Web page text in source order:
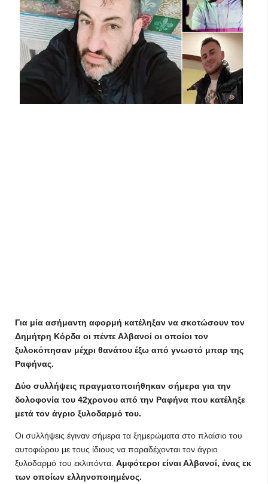
Για μία ασήμαντη αφορμή κατέληξαν να σκοτώσουν τον
Δημήτρη Κόρδα οι πέντε Αλβανοί οι οποίοι τον
ξυλοκόπησαν μέχρι θανάτου έξω από γνωστό μπαρ της
Ραφήνας.
Δύο συλλήψεις πραγματοποιήθηκαν σήμερα για την
δολοφονία του 42χρονου από την Ραφήνα που κατέληξε
μετά τον άγριο ξυλοδαρμό του.
Οι συλλήψεις έγιναν σήμερα τα ξημερώματα στο πλαίσιο του
αυτοφώρου με τους ίδιους να παραδέχονται τον άγριο
ξυλοδαρμό του εκλιπόντα. Αμφότεροι είναι Αλβανοί, ένας εκ
των οποίων ελληνοποιημένος.